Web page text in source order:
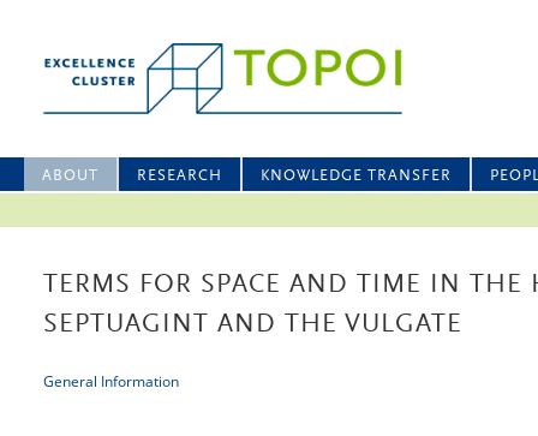
ABOUT RESEARCH KNOWLEDGE TRANSFER
TERMS FOR SPACE AND TIME IN THE
SEPTUAGINT AND THE VULGATE
General Information